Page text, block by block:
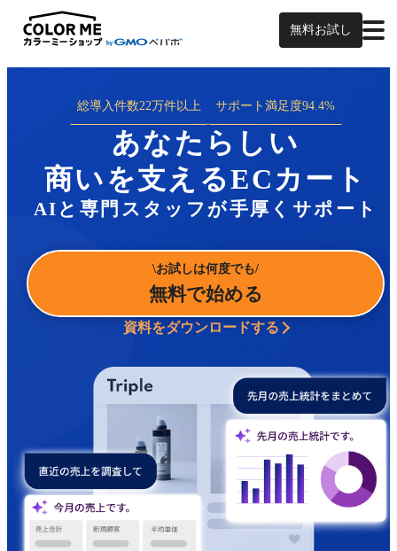
無料お試し
総導入件数22万件以上 サポート満足度94.4%
あなたらしい
商いを支えるECカート
AIと専門スタッフが手厚くサポート
お試しは何度でも
無料で始める
資料をダウンロードする